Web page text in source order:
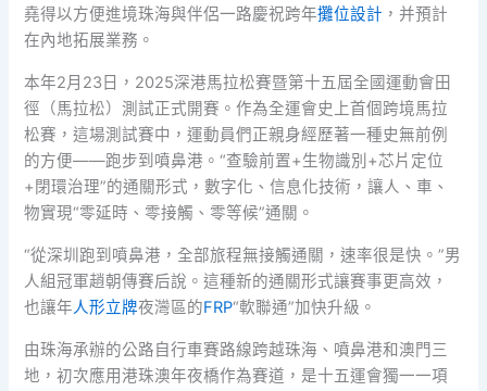
堯得以方便進境珠海與伴侶一路慶祝跨年攤位設計 ，并預計
在內地拓展業務。
本年2月23日，2025深港馬拉松賽暨第十五屆全國運動會田
徑（馬拉松）測試正式開賽。作為全運會史上首個跨境馬拉
松賽，這場測試賽中，運動員們正親身經歷著一種史無前例
的方便——跑步到噴鼻港。“查驗前置+生物識別+芯片定位
+閉環治理”的通關形式，數字化、信息化技術，讓人、車、
物實現“零延時、零接觸、零等候”通關。
“從深圳跑到噴鼻港，全部旅程無接觸通關，速率很是快。”男
人組冠軍趙朝傳賽后說。這種新的通關形式讓賽事更高效，
也讓年人形立牌夜灣區的FRP“軟聯通”加快升級。
由珠海承辦的公路自行車賽路線跨越珠海、噴鼻港和澳門三
地，初次應用港珠澳年夜橋作為賽道，是十五運會獨一一項